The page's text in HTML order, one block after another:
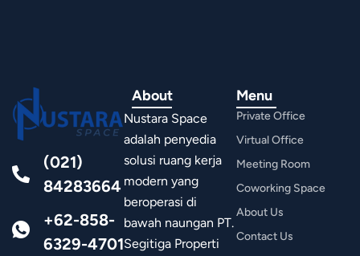
(021)
84283664
+62-858-
6329-4701
About
Nustara Space
adalah penyedia
solusi ruang kerja
modern yang
beroperasi di
bawah naungan PT.
Segitiga Properti
Menu
Private Office
Virtual Office
Meeting Room
Coworking Space
About Us
Contact Us